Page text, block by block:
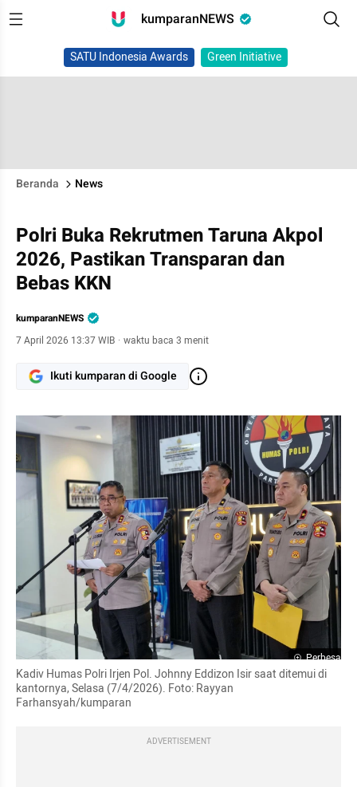
kumparanNEWS
SATU Indonesia Awards Green Initiative
Beranda News
Polri Buka Rekrutmen Taruna Akpol
2026, Pastikan Transparan dan
Bebas KKN
kumparanNEWS
7 April 2026 13:37 WIB · waktu baca 3 menit
Ikuti kumparan di Google
Perbesar
Kadiv Humas Polri Irjen Pol. Johnny Eddizon Isir saat ditemui di
kantornya, Selasa (7/4/2026). Foto: Rayyan
Farhansyah/kumparan
ADVERTISEMENT